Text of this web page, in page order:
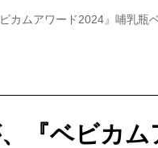
カムアワード2024』哺乳瓶
『ベビカム